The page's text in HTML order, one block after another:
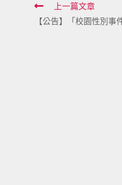
Read
more
上一篇文章
【公告】「校園性別事